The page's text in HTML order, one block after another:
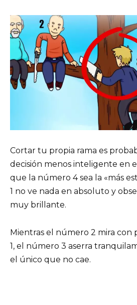
Cortar tu propia rama es
decisión menos inteligente en
que la número 4 sea la «más
1 no ve nada en absoluto y
muy brillante.
Mientras el número 2 mira con
1, el número 3 aserra
el único que no cae.